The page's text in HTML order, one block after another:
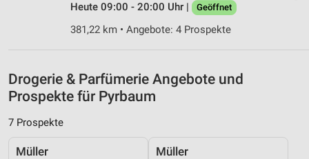
Heute 09:00 - 20:00 Uhr |
Geöffnet
381,22 km • Angebote: 4 Prospekte
Drogerie & Parfümerie Angebote und
Prospekte für Pyrbaum
7 Prospekte
Müller Müller
Messung der Performance von Inhalten
Entwicklung und Verbesserung der Angebote
Verwendung reduzierter Daten zur Auswahl von
IAB-Besonderheiten: